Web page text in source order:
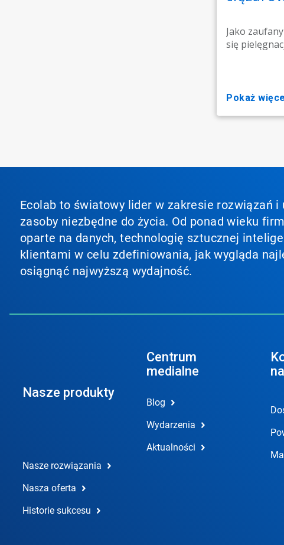
Jako
się
pokaż
Ecolab to światowy lider w zakresie rozwiązań
zasoby niezbędne do życia. Od ponad wieku
oparte na danych, technologię sztucznej
klientami w celu zdefiniowania, jak wygląda
osiągnąć najwyższą wydajność.
Nasze produkty
Nasze rozwiązania
Nasza oferta
Historie sukcesu
Centrum
medialne
Blog
Wydarzenia
Aktualności